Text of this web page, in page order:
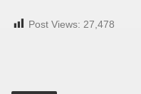
Post Views: 27,478